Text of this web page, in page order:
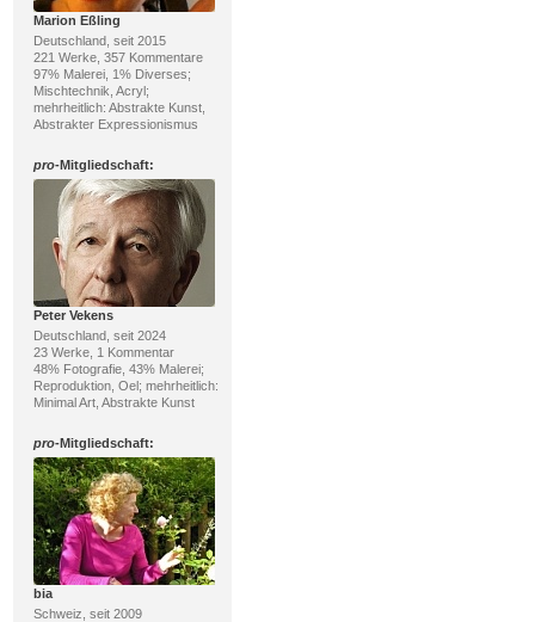
Marion Eßling
Deutschland, seit 2015
221 Werke, 357 Kommentare
97% Malerei, 1% Diverses;
Mischtechnik, Acryl;
mehrheitlich: Abstrakte Kunst,
Abstrakter Expressionismus
pro-Mitgliedschaft:
Peter Vekens
Deutschland, seit 2024
23 Werke, 1 Kommentar
48% Fotografie, 43% Malerei;
Reproduktion, Oel; mehrheitlich:
Minimal Art, Abstrakte Kunst
pro-Mitgliedschaft:
bia
Schweiz, seit 2009